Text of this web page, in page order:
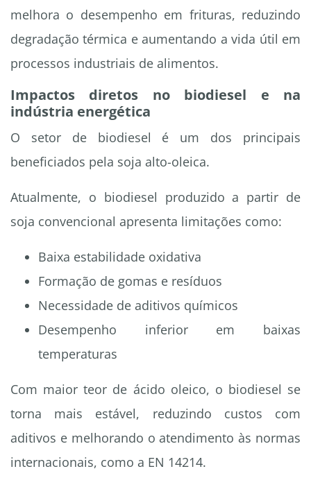
melhora o desempenho em frituras, reduzindo
degradação térmica e aumentando a vida útil em
processos industriais de alimentos.
Impactos diretos no biodiesel e na
indústria energética
O setor de biodiesel é um dos principais
beneficiados pela soja alto-oleica.
Atualmente, o biodiesel produzido a partir de
soja convencional apresenta limitações como:
Baixa estabilidade oxidativa
Formação de gomas e resíduos
Necessidade de aditivos químicos
Desempenho inferior em baixas
temperaturas
Com maior teor de ácido oleico, o biodiesel se
torna mais estável, reduzindo custos com
aditivos e melhorando o atendimento às normas
internacionais, como a EN 14214.